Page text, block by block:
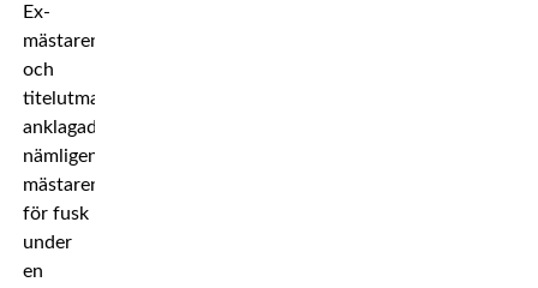
Ex-
mästaren
och
titelutmanaren
anklagade
nämligen
mästaren
för fusk
under
en